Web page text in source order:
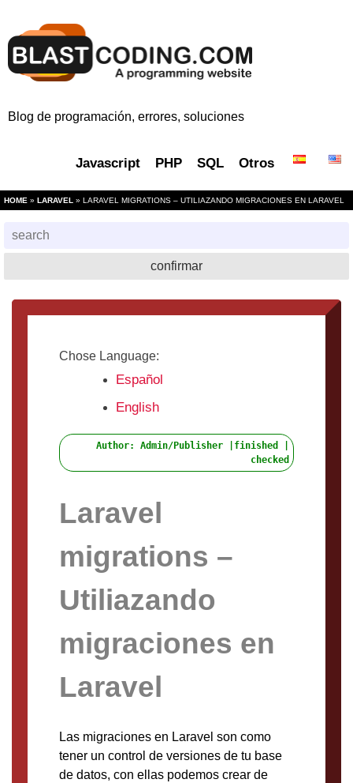
Blog de programación, errores, soluciones
Javascript PHP SQL Otros
HOME » LARAVEL » LARAVEL MIGRATIONS – UTILIAZANDO MIGRACIONES EN LARAVEL
Chose Language:
Español
English
Author: Admin/Publisher |finished |
checked
Laravel
migrations –
Utiliazando
migraciones en
Laravel
Las migraciones en Laravel son como
tener un control de versiones de tu base
de datos, con ellas podemos crear de